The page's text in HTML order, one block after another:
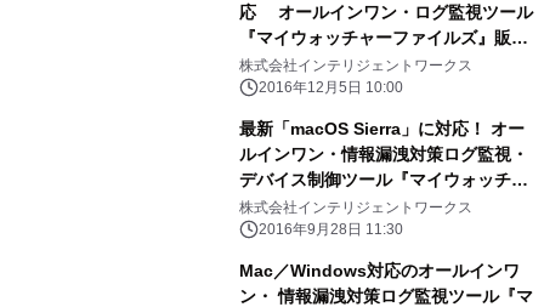
応 オールインワン・ログ監視ツール
『マイウォッチャーファイルズ』販売
開始！
株式会社インテリジェントワークス
2016年12月5日 10:00
最新「macOS Sierra」に対応！ オー
ルインワン・情報漏洩対策ログ監視・
デバイス制御ツール『マイウォッチャ
ー・ファイルズ』 新バージョンアップ
版を発売
株式会社インテリジェントワークス
2016年9月28日 11:30
Mac／Windows対応のオールインワ
ン・ 情報漏洩対策ログ監視ツール『マ